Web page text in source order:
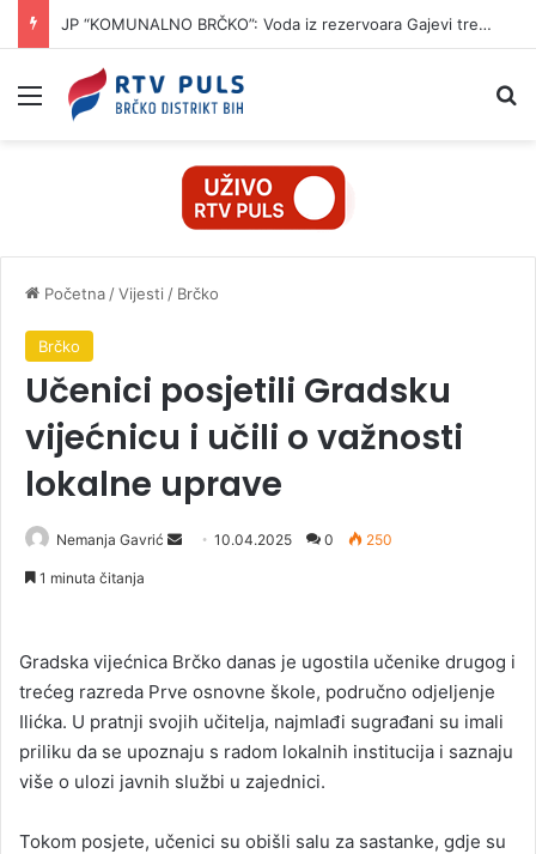
JP “KOMUNALNO BRČKO”: Voda iz rezervoara Gajevi trenutno nije za piće
Izbornik
Početna /Vijesti / Brčko
Brčko
Učenici posjetili Gradsku
vijećnicu i učili o važnosti
lokalne uprave
Nemanja Gavrić
a
e
m
10.04.2025 0 250
1 minuta čitanja
Gradska vijećnica Brčko danas je ugostila učenike drugog i
trećeg razreda Prve osnovne škole, područno odjeljenje
Ilićka. U pratnji svojih učitelja, najmlađi sugrađani su imali
priliku da se upoznaju s radom lokalnih institucija i saznaju
više o ulozi javnih službi u zajednici.
Tokom posjete, učenici su obišli salu za sastanke, gdje su